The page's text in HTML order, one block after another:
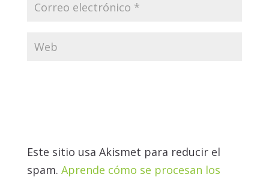
Este sitio usa Akismet para reducir el
spam. Aprende cómo se procesan los